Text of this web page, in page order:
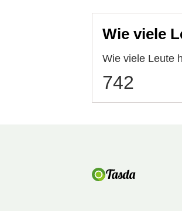
Wie viele
Wie viele Leute
742